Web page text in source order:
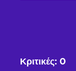
Κριτικές: 0